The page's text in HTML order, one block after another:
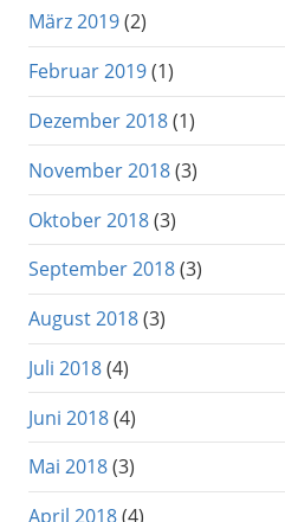
März 2019(2)
Februar 2019(1)
Dezember 2018(1)
November 2018(3)
Oktober 2018(3)
September 2018(3)
August 2018(3)
Juli 2018(4)
Juni 2018(4)
Mai 2018(3)
April 2018(4)